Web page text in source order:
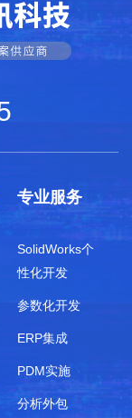
专业服务
SolidWorks个
性化开发
参数化开发
ERP集成
PDM实施
分析外包